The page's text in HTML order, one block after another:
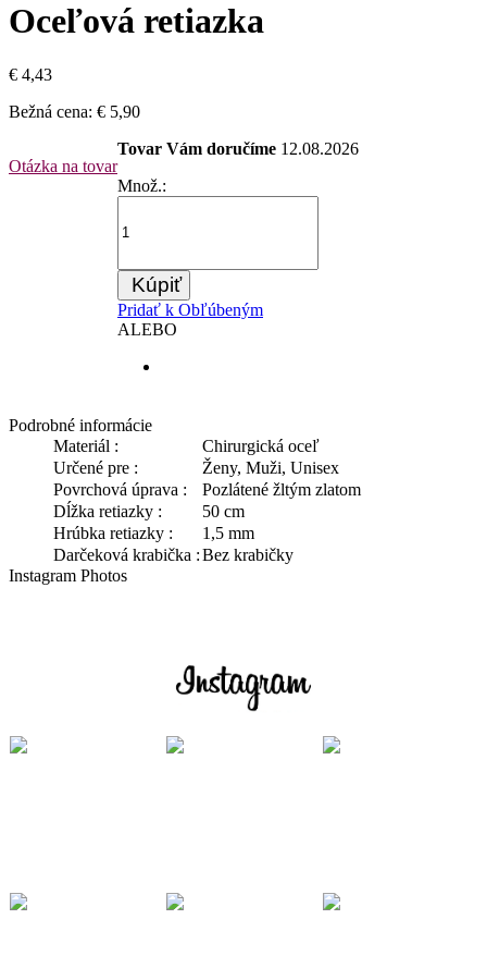
Oceľová retiazka
€ 4,43
Bežná cena: € 5,90
Otázka na tovar
Tovar Vám doručíme 12.08.2026
Množ.:
Kúpiť
Pridať k Obľúbeným
ALEBO
Podrobné informácie
Materiál :
Chirurgická oceľ
Určené pre :
Ženy, Muži, Unisex
Povrchová úprava :
Pozlátené žltým zlatom
Dĺžka retiazky :
50 cm
Hrúbka retiazky :
1,5 mm
Darčeková krabička :Bez krabičky
Instagram Photos